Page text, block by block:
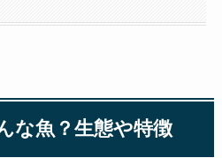
な魚？生態や特徴